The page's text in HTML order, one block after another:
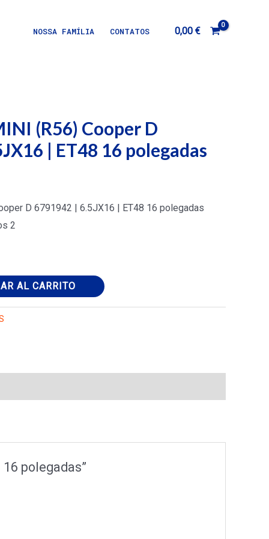
NOSSA FAMÍLIA CONTATOS 0,00 €
(R56) Cooper D
| ET48 16 polegadas
D 6791942 | 6.5JX16 | ET48 16 polegadas
2
AL CARRITO
polegadas”